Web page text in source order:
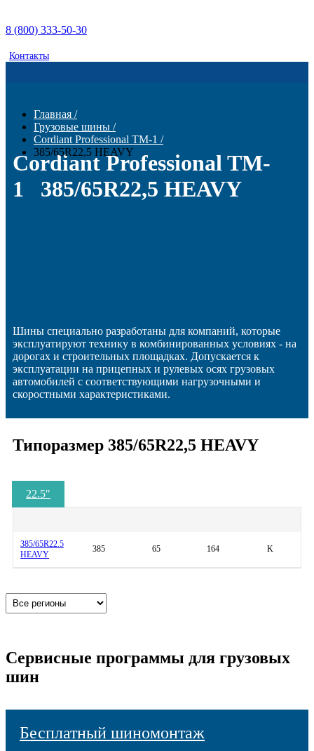
8 (800) 333-50-30
Контакты
Главная /
Грузовые шины /
Cordiant Professional TM-1 /
385/65R22,5 HEAVY
Cordiant Professional TM-
1 385/65R22,5 HEAVY
Шины специально разработаны для компаний, которые
эксплуатируют технику в комбинированных условиях - на
дорогах и строительных площадках. Допускается к
эксплуатации на прицепных и рулевых осях грузовых
автомобилей с соответствующими нагрузочными и
скоростными характеристиками.
Типоразмер 385/65R22,5 HEAVY
22.5″
385/65R22.5
HEAVY
385 65 164 K
Сервисные программы для грузовых
шин
Бесплатный шиномонтаж